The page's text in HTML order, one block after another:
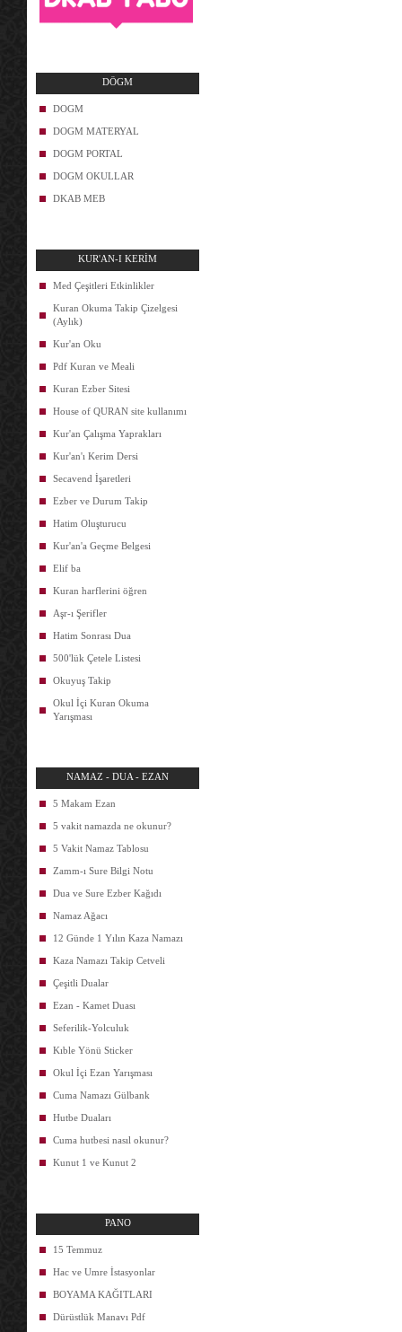
DÖGM
DOGM
DOGM MATERYAL
DOGM PORTAL
DOGM OKULLAR
DKAB MEB
KUR'AN-I KERİM
Med Çeşitleri Etkinlikler
Kuran Okuma Takip Çizelgesi
(Aylık)
Kur'an Oku
Pdf Kuran ve Meali
Kuran Ezber Sitesi
House of QURAN site kullanımı
Kur'an Çalışma Yaprakları
Kur'an'ı Kerim Dersi
Secavend İşaretleri
Ezber ve Durum Takip
Hatim Oluşturucu
Kur'an'a Geçme Belgesi
Elif ba
Kuran harflerini öğren
Aşr-ı Şerifler
Hatim Sonrası Dua
500'lük Çetele Listesi
Okuyuş Takip
Okul İçi Kuran Okuma
Yarışması
NAMAZ - DUA - EZAN
5 Makam Ezan
5 vakit namazda ne okunur?
5 Vakit Namaz Tablosu
Zamm-ı Sure Bilgi Notu
Dua ve Sure Ezber Kağıdı
Namaz Ağacı
12 Günde 1 Yılın Kaza Namazı
Kaza Namazı Takip Cetveli
Çeşitli Dualar
Ezan - Kamet Duası
Seferilik-Yolculuk
Kıble Yönü Sticker
Okul İçi Ezan Yarışması
Cuma Namazı Gülbank
Hutbe Duaları
Cuma hutbesi nasıl okunur?
Kunut 1 ve Kunut 2
PANO
15 Temmuz
Hac ve Umre İstasyonlar
BOYAMA KAĞITLARI
Dürüstlük Manavı Pdf